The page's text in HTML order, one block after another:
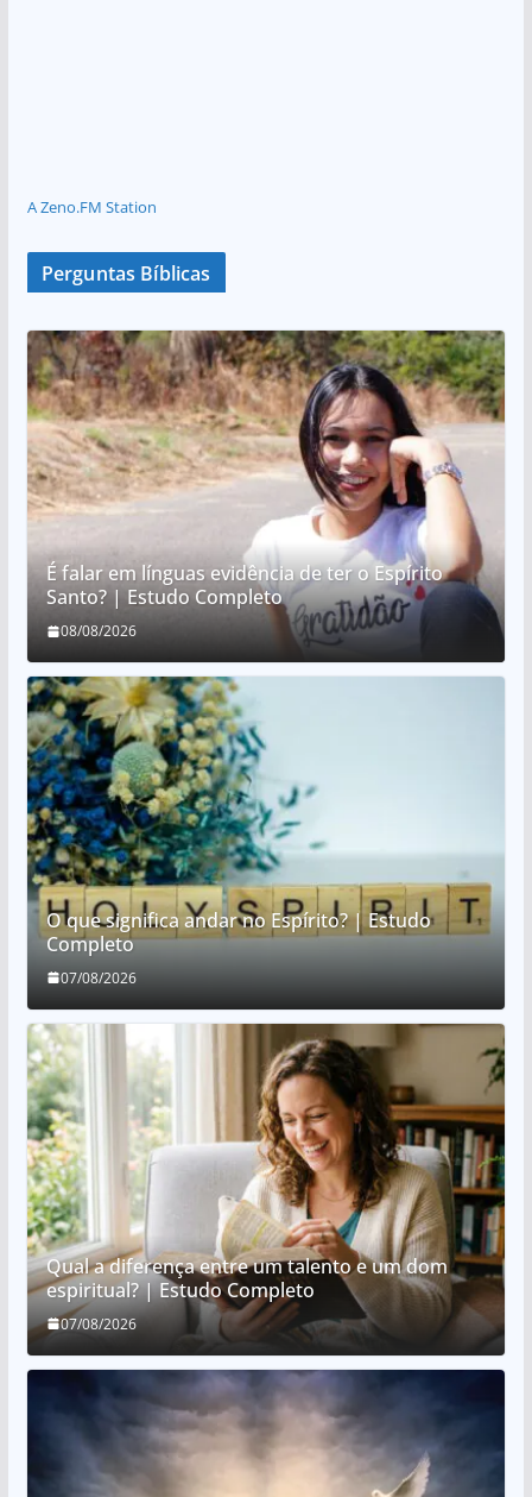
A Zeno.FM Station
Perguntas Bíblicas
É falar em línguas evidência de ter o Espírito
Santo? | Estudo Completo
08/08/2026
O que significa andar no Espírito? | Estudo
Completo
07/08/2026
Qual a diferença entre um talento e um dom
espiritual? | Estudo Completo
07/08/2026